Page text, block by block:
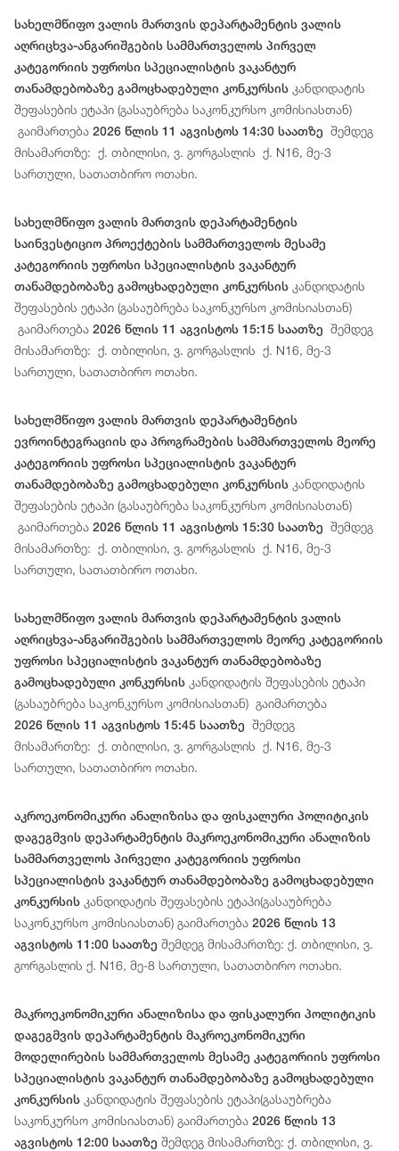
სახელმწიფო ვალის მართვის დეპარტამენტის ვალის
აღრიცხვა-ანგარიშგების სამმართველოს პირველ
კატეგორიის უფროსი სპეციალისტის ვაკანტურ
თანამდებობაზე გამოცხადებული კონკურსის კანდიდატის
შეფასების ეტაპი (გასაუბრება საკონკურსო კომისიასთან)
გაიმართება 2026 წლის 11 აგვისტოს 14:30 საათზე შემდეგ
მისამართზე: ქ. თბილისი, ვ. გორგასლის ქ. N16, მე-3
სართული, სათათბირო ოთახი.
სახელმწიფო ვალის მართვის დეპარტამენტის
საინვესტიციო პროექტების სამმართველოს მესამე
კატეგორიის უფროსი სპეციალისტის ვაკანტურ
თანამდებობაზე გამოცხადებული კონკურსის კანდიდატის
შეფასების ეტაპი (გასაუბრება საკონკურსო კომისიასთან)
გაიმართება 2026 წლის 11 აგვისტოს 15:15 საათზე შემდეგ
მისამართზე: ქ. თბილისი, ვ. გორგასლის ქ. N16, მე-3
სართული, სათათბირო ოთახი.
სახელმწიფო ვალის მართვის დეპარტამენტის
ევროინტეგრაციის და პროგრამების სამმართველოს მეორე
კატეგორიის უფროსი სპეციალისტის ვაკანტურ
თანამდებობაზე გამოცხადებული კონკურსის კანდიდატის
შეფასების ეტაპი (გასაუბრება საკონკურსო კომისიასთან)
გაიმართება 2026 წლის 11 აგვისტოს 15:30 საათზე შემდეგ
მისამართზე: ქ. თბილისი, ვ. გორგასლის ქ. N16, მე-3
სართული, სათათბირო ოთახი.
სახელმწიფო ვალის მართვის დეპარტამენტის ვალის
აღრიცხვა-ანგარიშგების სამმართველოს მეორე კატეგორიის
უფროსი სპეციალისტის ვაკანტურ თანამდებობაზე
გამოცხადებული კონკურსის კანდიდატის შეფასების ეტაპი
(გასაუბრება საკონკურსო კომისიასთან) გაიმართება
2026 წლის 11 აგვისტოს 15:45 საათზე შემდეგ
მისამართზე: ქ. თბილისი, ვ. გორგასლის ქ. N16, მე-3
სართული, სათათბირო ოთახი.
აკროეკონომიკური ანალიზისა და ფისკალური პოლიტიკის
დაგეგმვის დეპარტამენტის მაკროეკონომიკური ანალიზის
სამმართველოს პირველი კატეგორიის უფროსი
სპეციალისტის ვაკანტურ თანამდებობაზე გამოცხადებული
კონკურსის კანდიდატის შეფასების ეტაპი(გასაუბრება
საკონკურსო კომისიასთან) გაიმართება 2026 წლის 13
აგვისტოს 11:00 საათზე შემდეგ მისამართზე: ქ. თბილისი, ვ.
გორგასლის ქ. N16, მე-8 სართული, სათათბირო ოთახი.
მაკროეკონომიკური ანალიზისა და ფისკალური პოლიტიკის
დაგეგმვის დეპარტამენტის მაკროეკონომიკური
მოდელირების სამმართველოს მესამე კატეგორიის უფროსი
სპეციალისტის ვაკანტურ თანამდებობაზე გამოცხადებული
კონკურსის კანდიდატის შეფასების ეტაპი(გასაუბრება
საკონკურსო კომისიასთან) გაიმართება 2026 წლის 13
აგვისტოს 12:00 საათზე შემდეგ მისამართზე: ქ. თბილისი, ვ.